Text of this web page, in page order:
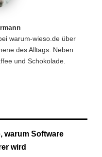
warum-wieso.de über
des Alltags. Neben
und Schokolade.
warum Software
wird